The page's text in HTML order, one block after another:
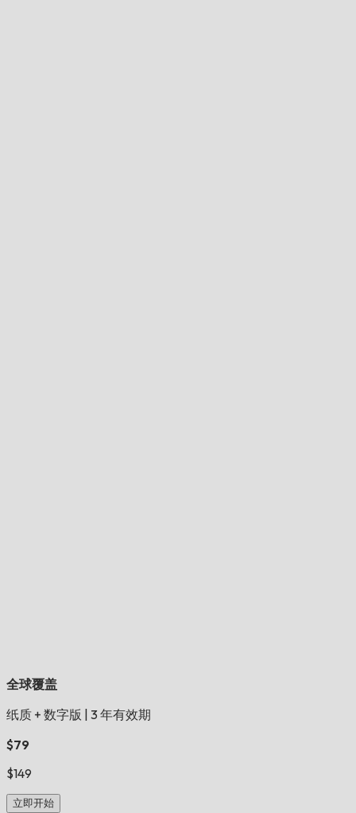
全球覆盖
纸质 + 数字版
3 年有效期
$79
$149
立即开始